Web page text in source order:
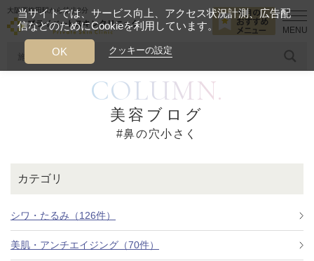
大阪西梅田駅から徒歩2分
糸リフト ヒアルロン酸
今月のおすすめメニュー
鼻の穴小さく
COLUMN.
美容ブログ
#鼻の穴小さく
カテゴリ
シワ・たるみ（126件）
美肌・アンチエイジング（70件）
当サイトでは、サービス向上、アクセス状況計測、広告配
信などのためにCookieを利用しています。
クッキーの設定
OK